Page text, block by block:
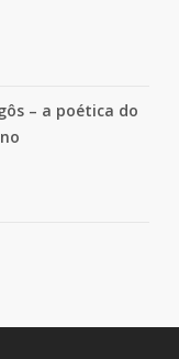
– a poética do